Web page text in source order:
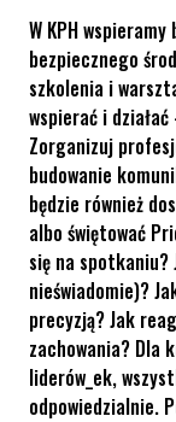
W KPH
bezpiecznego
szkolenia i
wspierać i
Zorganizuj
budowanie
będzie również
albo świętować
się na spotkaniu?
nieświadomie)?
precyzją? Jak
zachowania? Dla
liderów_ek,
odpowiedzialnie.